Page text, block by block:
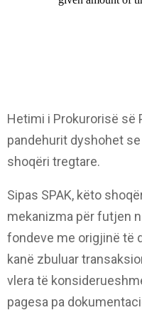
Hetimi i Prokurorisë së
pandehurit dyshohet
shoqëri tregtare.
Sipas SPAK, këto
mekanizma për futjen
fondeve me origjinë të
kanë zbuluar
vlera të
pagesa pa